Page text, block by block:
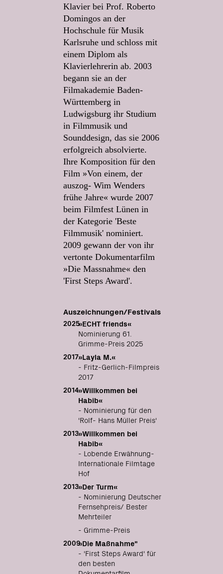
Klavier bei Prof. Roberto
Domingos an der
Hochschule für Musik
Karlsruhe und schloss mit
einem Diplom als
Klavierlehrerin ab. 2003
begann sie an der
Filmakademie Baden-
Württemberg in
Ludwigsburg ihr Studium
in Filmmusik und
Sounddesign, das sie 2006
erfolgreich absolvierte.
Ihre Komposition für den
Film »Von einem, der
auszog- Wim Wenders
frühe Jahre« wurde 2007
beim Filmfest Lünen in
der Kategorie 'Beste
Filmmusik' nominiert.
2009 gewann der von ihr
vertonte Dokumentarfilm
»Die Massnahme« den
'First Steps Award'.
Auszeichnungen/Festivals
2025»ECHT friends«
Nominierung 61.
Grimme-Preis 2025
2017»Layla M.«
- Fritz-Gerlich-Filmpreis
2017
2014»Willkommen bei
Habib«
- Nominierung für den
'Rolf- Hans Müller Preis'
2013»Willkommen bei
Habib«
- Lobende Erwähnung-
Internationale Filmtage
Hof
2013»Der Turm«
- Nominierung Deutscher
Fernsehpreis/ Bester
Mehrteiler
- Grimme-Preis
2009»Die Maßnahme"
- 'First Steps Award' für
den besten